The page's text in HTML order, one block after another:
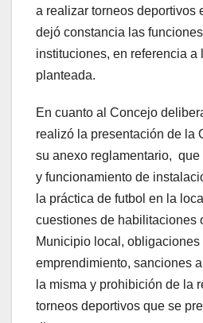
a realizar torneos deportivos
dejó constancia las
instituciones, en referencia a
planteada.
En cuanto al Concejo
realizó la presentación de la
su anexo reglamentario,
y funcionamiento de
la práctica de futbol en la
cuestiones de habilitaciones
Municipio local, obligaciones
emprendimiento, sanciones
la misma y prohibición de la
torneos deportivos que se